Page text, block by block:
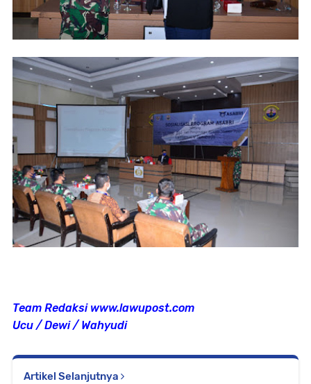
Team Redaksi www.lawupost.com
Ucu / Dewi / Wahyudi
Artikel Selanjutnya